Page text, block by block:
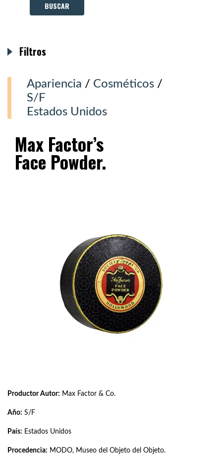
Apariencia / Cosméticos /
S/F
Estados Unidos
Max Factor’s
Face Powder.
Productor Autor: Max Factor & Co.
Año: S/F
País: Estados Unidos
Procedencia: MODO, Museo del Objeto del Objeto.
Filtros